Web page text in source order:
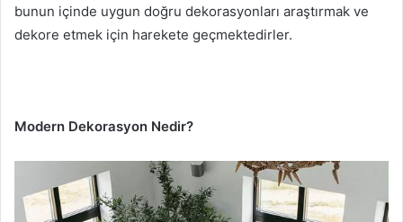
bunun içinde uygun doğru dekorasyonları araştırmak ve
dekore etmek için harekete geçmektedirler.
Modern Dekorasyon Nedir?